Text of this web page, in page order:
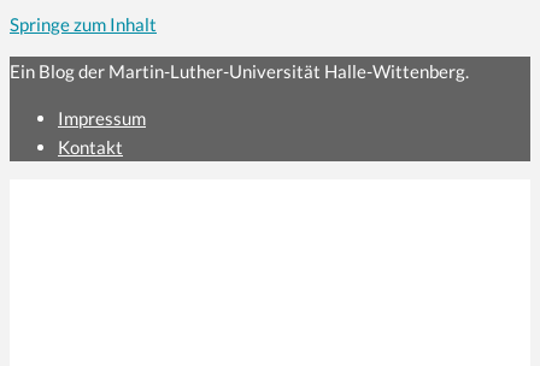
Springe zum Inhalt
Ein Blog der Martin-Luther-Universität Halle-Wittenberg.
Impressum
Kontakt